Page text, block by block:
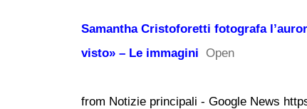
Samantha Cristoforetti fotografa
visto» – Le immagini
Open
from Notizie principali - Google News